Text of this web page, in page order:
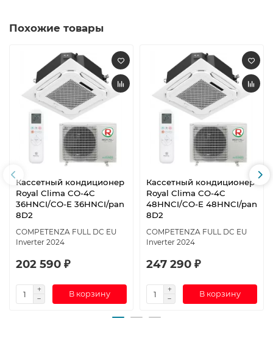
Похожие товары
Кассетный кондиционер
Royal Clima CO-4C
36HNCI/CO-E 36HNCI/pan
8D2
COMPETENZA FULL DC EU
Inverter 2024
202 590 ₽
В корзину
Кассетный кондиционер
Royal Clima CO-4C
48HNCI/CO-E 48HNCI/pan
8D2
COMPETENZA FULL DC EU
Inverter 2024
247 290 ₽
В корзину